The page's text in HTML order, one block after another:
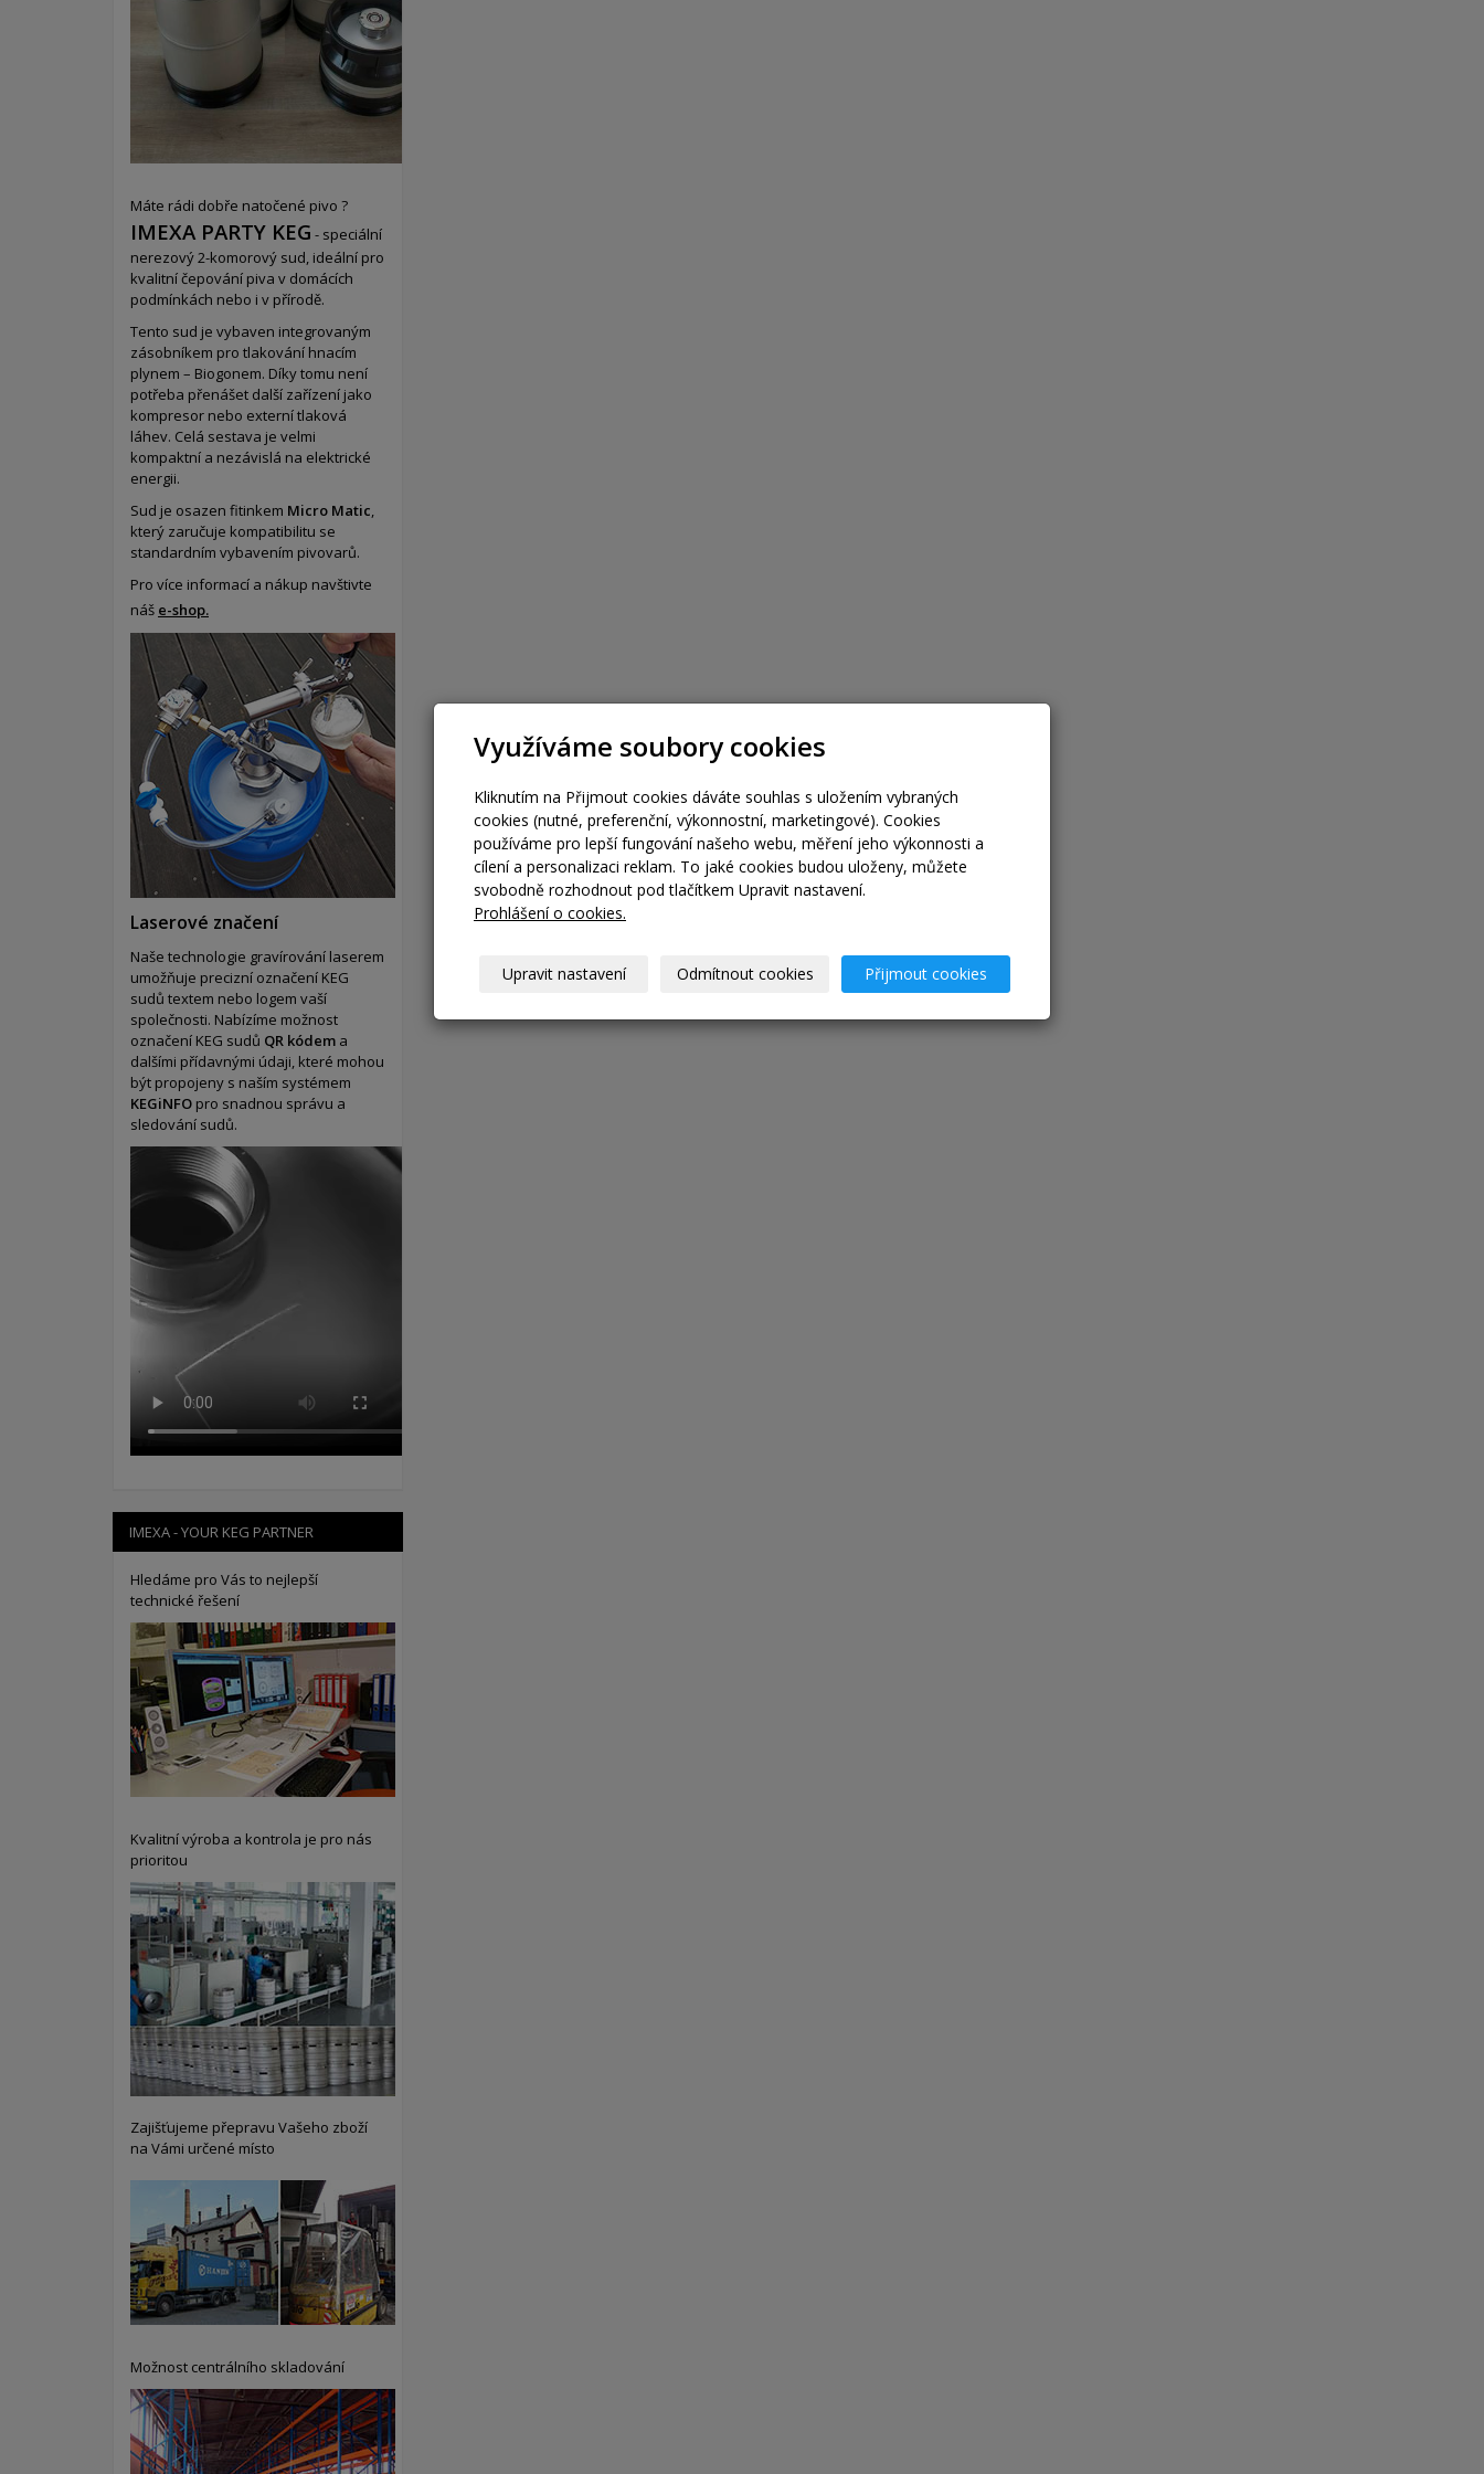
Máte rádi dobře natočené pivo ?
IMEXA PARTY KEG - speciální
nerezový 2-komorový sud, ideální pro
kvalitní čepování piva v domácích
podmínkách nebo i v přírodě.
Tento sud je vybaven integrovaným
zásobníkem pro tlakování hnacím
plynem – Biogonem. Díky tomu není
potřeba přenášet další zařízení jako
kompresor nebo externí tlaková
láhev. Celá sestava je velmi
kompaktní a nezávislá na elektrické
energii.
Sud je osazen fitinkem Micro Matic,
který zaručuje kompatibilitu se
standardním vybavením pivovarů.
Pro více informací a nákup navštivte
náš e-shop.
Laserové značení
Naše technologie gravírování laserem
umožňuje precizní označení KEG
sudů textem nebo logem vaší
společnosti. Nabízíme možnost
označení KEG sudů QR kódem a
dalšími přídavnými údaji, které mohou
být propojeny s naším systémem
KEGiNFO pro snadnou správu a
sledování sudů.
IMEXA - YOUR KEG PARTNER
Hledáme pro Vás to nejlepší
technické řešení
Kvalitní výroba a kontrola je pro nás
prioritou
Zajišťujeme přepravu Vašeho zboží
na Vámi určené místo
Možnost centrálního skladování
Využíváme soubory cookies
Kliknutím na Přijmout cookies dáváte souhlas s uložením vybraných
cookies (nutné, preferenční, výkonnostní, marketingové). Cookies
používáme pro lepší fungování našeho webu, měření jeho výkonnosti a
cílení a personalizaci reklam. To jaké cookies budou uloženy, můžete
svobodně rozhodnout pod tlačítkem Upravit nastavení.
Prohlášení o cookies.
Upravit nastavení Odmítnout cookies Přijmout cookies